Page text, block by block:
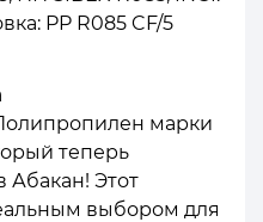
PP R085 CF/5
марки
теперь
Абакан! Этот
выбором для